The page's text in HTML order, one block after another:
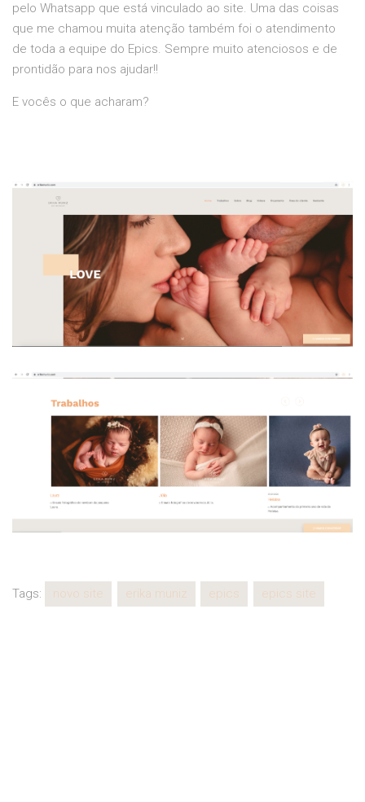
pelo Whatsapp que está vinculado ao site. Uma das coisas
que me chamou muita atenção também foi o atendimento
de toda a equipe do Epics. Sempre muito atenciosos e de
prontidão para nos ajudar!!
E vocês o que acharam?
Tags: novo site erika muniz epics epics site